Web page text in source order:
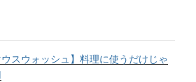
スウォッシュ】料理に使うだけじゃ